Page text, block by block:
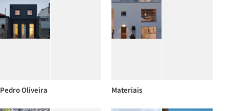
Pedro Oliveira Materiais